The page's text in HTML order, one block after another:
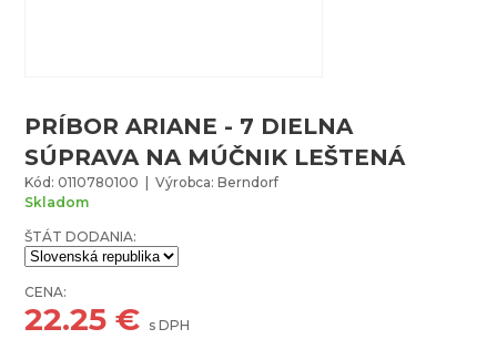
PRÍBOR ARIANE - 7 DIELNA
SÚPRAVA NA MÚČNIK LEŠTENÁ
Kód: 0110780100 | Výrobca: Berndorf
Skladom
ŠTÁT DODANIA:
CENA:
22.25 € s DPH